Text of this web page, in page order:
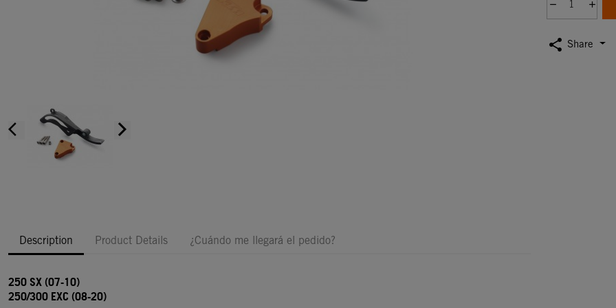
arrow_back_ios arrow_forward_ios
Description Product Details ¿Cuándo me llegará el pedido?
250 SX (07-10)
250/300 EXC (08-20)
share Share